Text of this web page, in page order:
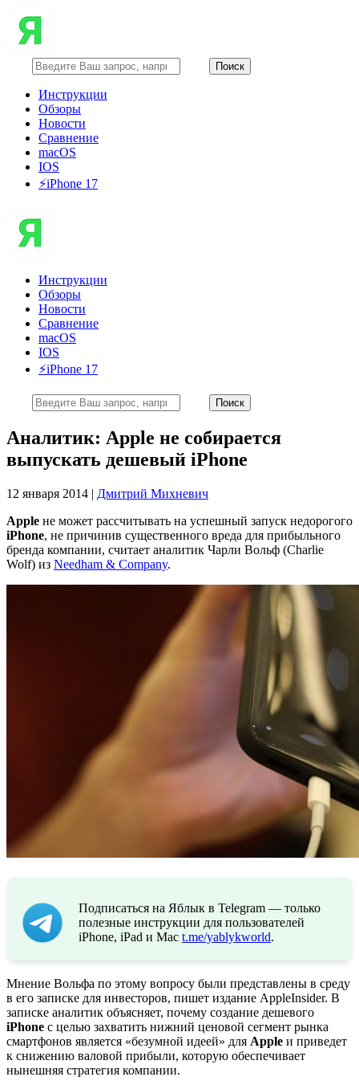
Инструкции
Обзоры
Новости
Сравнение
macOS
IOS
⚡️iPhone 17
Инструкции
Обзоры
Новости
Сравнение
macOS
IOS
⚡️iPhone 17
Аналитик: Apple не собирается
выпускать дешевый iPhone
12 января 2014 | Дмитрий Михневич
Apple не может рассчитывать на успешный запуск недорогого
iPhone, не причинив существенного вреда для прибыльного
бренда компании, считает аналитик Чарли Вольф (Charlie
Wolf) из Needham & Company.
Подписаться на Яблык в Telegram — только
полезные инструкции для пользователей
iPhone, iPad и Mac t.me/yablykworld.
Мнение Вольфа по этому вопросу были представлены в среду
в его записке для инвесторов, пишет издание AppleInsider. В
записке аналитик объясняет, почему создание дешевого
iPhone с целью захватить нижний ценовой сегмент рынка
смартфонов является «безумной идеей» для Apple и приведет
к снижению валовой прибыли, которую обеспечивает
нынешняя стратегия компании.